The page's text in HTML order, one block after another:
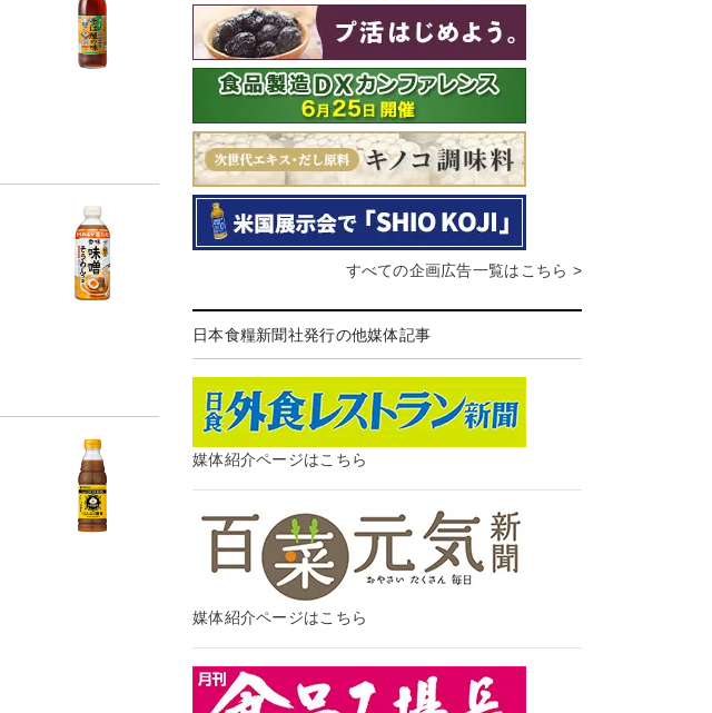
すべての企画広告一覧はこちら >
日本食糧新聞社発行の他媒体記事
媒体紹介ページはこちら
媒体紹介ページはこちら